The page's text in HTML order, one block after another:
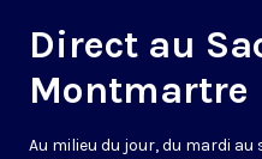
Direct au
Montmartre
Au milieu du jour, du mardi au